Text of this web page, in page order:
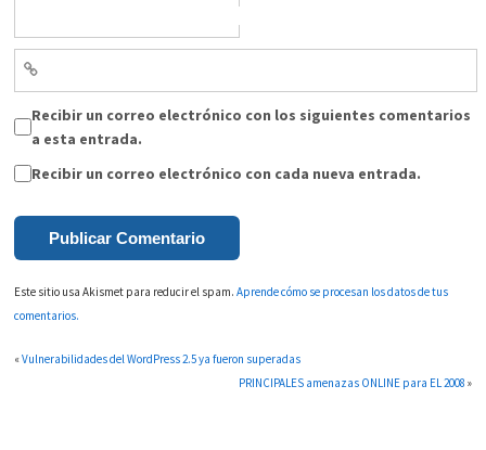
Recibir un correo electrónico con los siguientes comentarios
a esta entrada.
Recibir un correo electrónico con cada nueva entrada.
Este sitio usa Akismet para reducir el spam.Aprende cómo se procesan los datos de tus
comentarios.
«Vulnerabilidades del WordPress 2.5 ya fueron superadas
PRINCIPALES amenazas ONLINE para EL 2008 »